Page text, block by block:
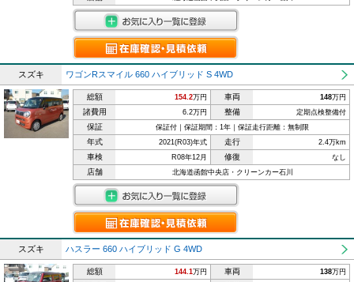
スズキ ワゴンRスマイル 660 ハイブリッド S 4WD
総額 154.2万円 車両 148万円
諸費用 6.2万円 整備 定期点検整備付
保証 保証付｜保証期間：1年｜保証走行距離：無制限
年式 2021(R03)年式 走行 2.4万km
車検 R08年12月 修復 なし
店舗 北海道函館中央店・クリーンカー石川
スズキ ハスラー 660 ハイブリッド G 4WD
総額 144.1万円 車両 138万円